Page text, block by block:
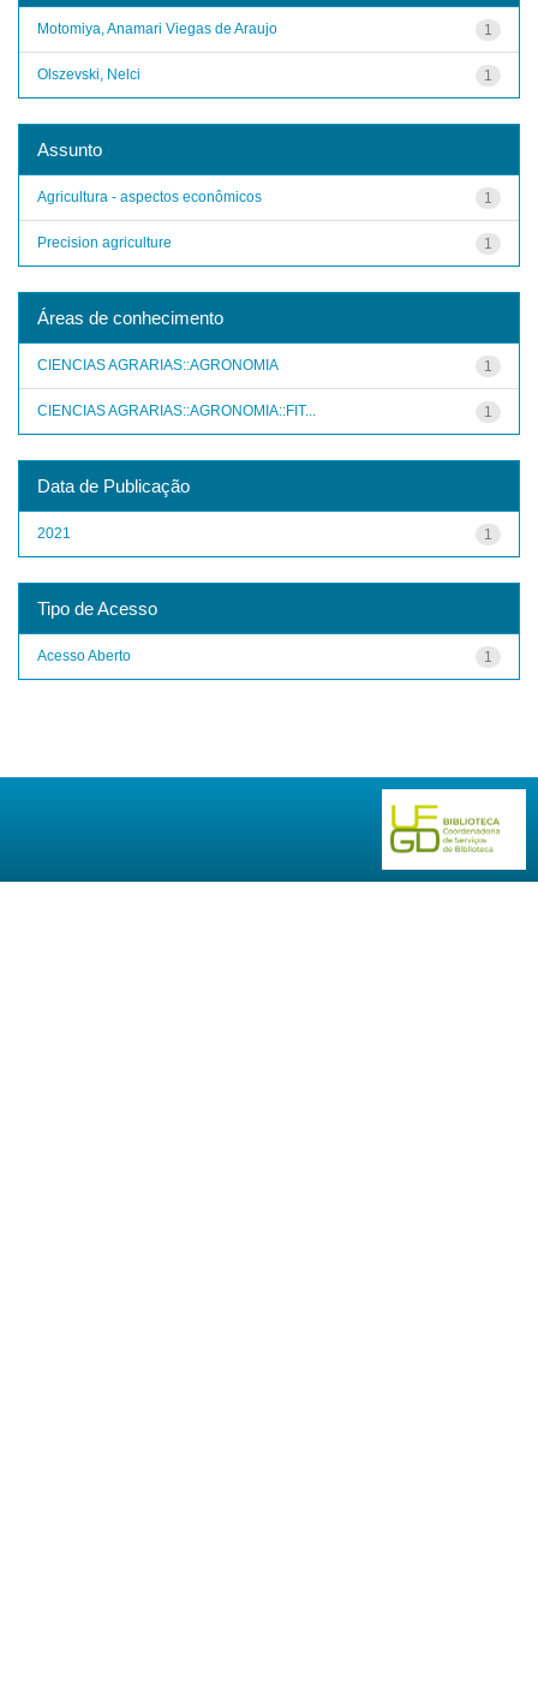
1
Motomiya, Anamari Viegas de Araujo
1
Olszevski, Nelci
Assunto
1
Agricultura - aspectos econômicos
1
Precision agriculture
Áreas de conhecimento
1
CIENCIAS AGRARIAS::AGRONOMIA
1
CIENCIAS AGRARIAS::AGRONOMIA::FIT...
Data de Publicação
1
2021
Tipo de Acesso
1
Acesso Aberto